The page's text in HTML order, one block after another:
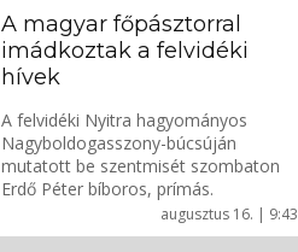
augusztus 16. | 9:43
A magyar főpásztorral
imádkoztak a felvidéki
hívek
A felvidéki Nyitra hagyományos
Nagyboldogasszony-búcsúján
mutatott be szentmisét szombaton
Erdő Péter bíboros, prímás.